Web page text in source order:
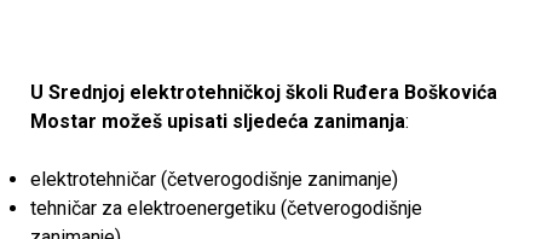
U Srednjoj elektrotehničkoj školi Ruđera Boškovića
Mostar možeš upisati sljedeća zanimanja:
elektrotehničar (četverogodišnje zanimanje)
tehničar za elektroenergetiku (četverogodišnje